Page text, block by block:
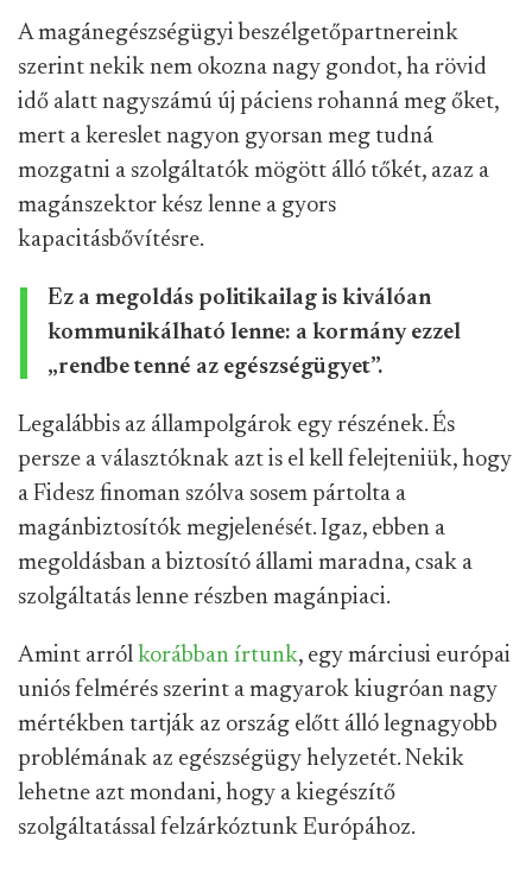
A magánegészségügyi beszélgetőpartnereink
szerint nekik nem okozna nagy gondot, ha rövid
idő alatt nagyszámú új páciens rohanná meg őket,
mert a kereslet nagyon gyorsan meg tudná
mozgatni a szolgáltatók mögött álló tőkét, azaz a
magánszektor kész lenne a gyors
kapacitásbővítésre.
Ez a megoldás politikailag is kiválóan
kommunikálható lenne: a kormány ezzel
„rendbe tenné az egészségügyet”.
Legalábbis az állampolgárok egy részének. És
persze a választóknak azt is el kell felejteniük, hogy
a Fidesz finoman szólva sosem pártolta a
magánbiztosítók megjelenését. Igaz, ebben a
megoldásban a biztosító állami maradna, csak a
szolgáltatás lenne részben magánpiaci.
Amint arról korábban írtunk, egy márciusi európai
uniós felmérés szerint a magyarok kiugróan nagy
mértékben tartják az ország előtt álló legnagyobb
problémának az egészségügy helyzetét. Nekik
lehetne azt mondani, hogy a kiegészítő
szolgáltatással felzárkóztunk Európához.